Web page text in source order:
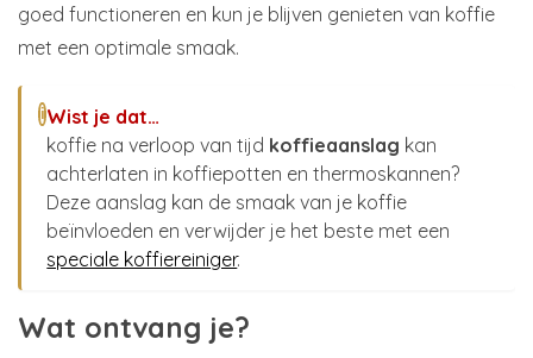
goed functioneren en kun je blijven genieten van koffie
met een optimale smaak.
i Wist je dat…
koffie na verloop van tijd koffieaanslag kan
achterlaten in koffiepotten en thermoskannen?
Deze aanslag kan de smaak van je koffie
beïnvloeden en verwijder je het beste met een
speciale koffiereiniger.
Wat ontvang je?